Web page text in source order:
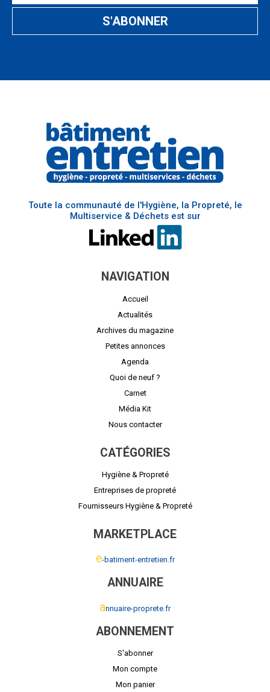
Toute la communauté de l'Hygiène, la Propreté, le
Multiservice & Déchets est sur
NAVIGATION
Accueil
Actualités
Archives du magazine
Petites annonces
Agenda
Quoi de neuf ?
Carnet
Média Kit
Nous contacter
CATÉGORIES
Hygiène & Propreté
Entreprises de propreté
Fournisseurs Hygiène & Propreté
MARKETPLACE
e-batiment-entretien.fr
ANNUAIRE
annuaire-proprete.fr
ABONNEMENT
S'abonner
Mon compte
Mon panier